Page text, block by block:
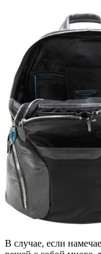
В случае, если